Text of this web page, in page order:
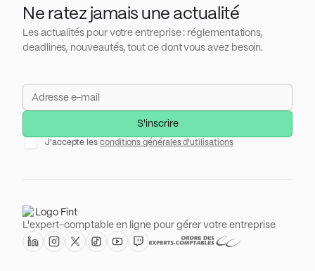
Ne ratez jamais une actualité
Les actualités pour votre entreprise : réglementations,
deadlines, nouveautés, tout ce dont vous avez besoin.
J'accepte les conditions générales d'utilisations
L'expert-comptable en ligne pour gérer votre entreprise